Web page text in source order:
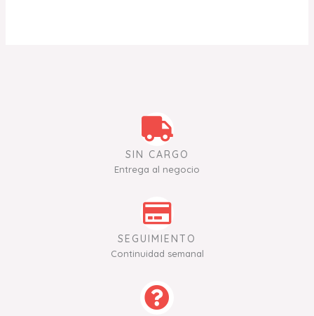
SIN CARGO
Entrega al negocio
SEGUIMIENTO
Continuidad semanal